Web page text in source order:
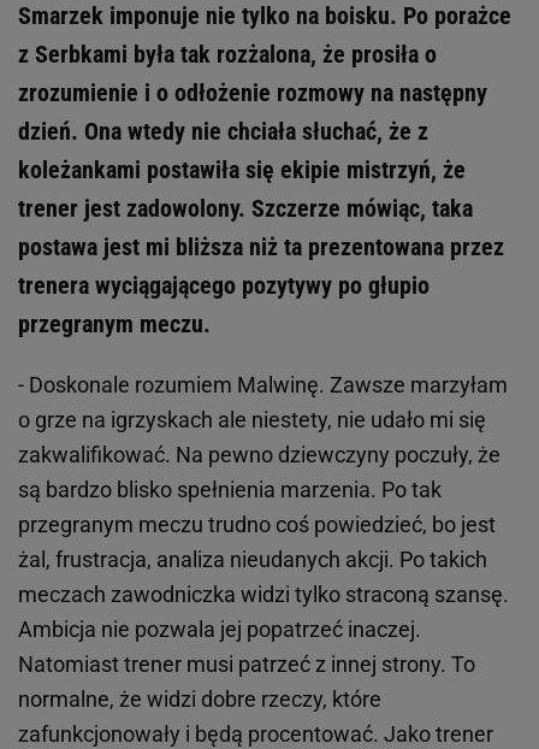
Smarzek imponuje nie tylko na boisku. Po porażce
z Serbkami była tak rozżalona, że prosiła o
zrozumienie i o odłożenie rozmowy na następny
dzień. Ona wtedy nie chciała słuchać, że z
koleżankami postawiła się ekipie mistrzyń, że
trener jest zadowolony. Szczerze mówiąc, taka
postawa jest mi bliższa niż ta prezentowana przez
trenera wyciągającego pozytywy po głupio
przegranym meczu.
- Doskonale rozumiem Malwinę. Zawsze marzyłam
o grze na igrzyskach ale niestety, nie udało mi się
zakwalifikować. Na pewno dziewczyny poczuły, że
są bardzo blisko spełnienia marzenia. Po tak
przegranym meczu trudno coś powiedzieć, bo jest
żal, frustracja, analiza nieudanych akcji. Po takich
meczach zawodniczka widzi tylko straconą szansę.
Ambicja nie pozwala jej popatrzeć inaczej.
Natomiast trener musi patrzeć z innej strony. To
normalne, że widzi dobre rzeczy, które
zafunkcjonowały i będą procentować. Jako trener